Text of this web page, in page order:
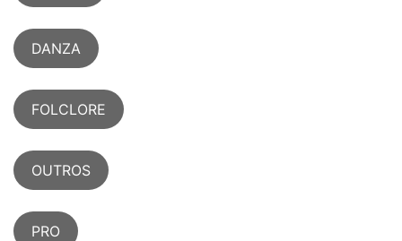
DANZA
FOLCLORE
OUTROS
PRO